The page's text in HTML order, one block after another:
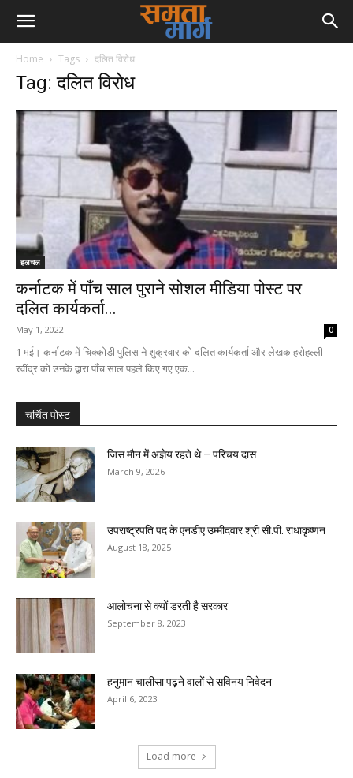
Home Tags दलित विरोध
Tag: दलित विरोध
हलचल
कर्नाटक में पाँच साल पुराने सोशल मीडिया पोस्ट पर
दलित कार्यकर्ता...
May 1, 2022 0
1 मई। कर्नाटक में चिक्कोडी पुलिस ने शुक्रवार को दलित कार्यकर्ता और लेखक हरोहल्ली
रवींद्र को उनके द्वारा पाँच साल पहले किए गए एक...
चर्चित पोस्ट
जिस मौन में अज्ञेय रहते थे – परिचय दास
March 9, 2026
उपराष्ट्रपति पद के एनडीए उम्मीदवार श्री सी.पी. राधाकृष्णन
August 18, 2025
आलोचना से क्यों डरती है सरकार
September 8, 2023
हनुमान चालीसा पढ़ने वालों से सविनय निवेदन
April 6, 2023
Load more